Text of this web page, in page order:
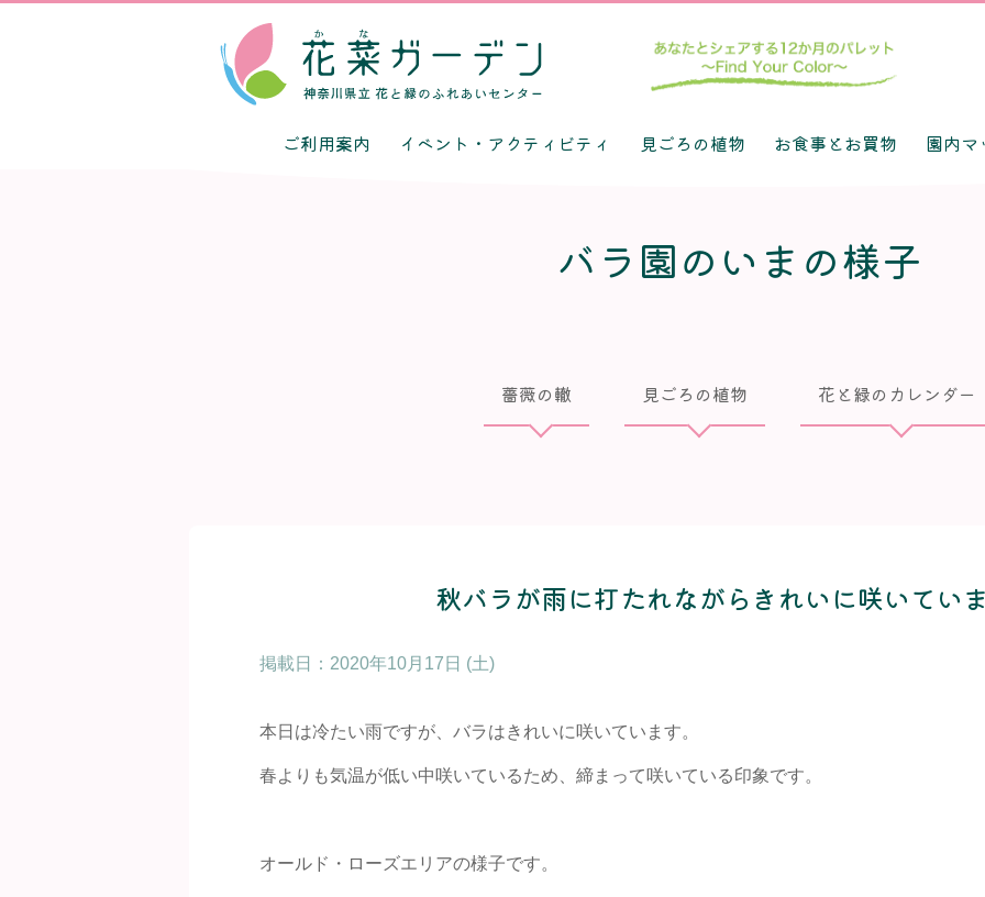
ご利用案内 イベント・アクティビティ 見ごろの植物 お食事とお買物 園内マ
バラ園のいまの様子
薔薇の轍 見ごろの植物 花と緑のカレンダー
秋バラが雨に打たれながらきれいに咲いてい
掲載日： 2020年10月17日 (土)
本日は冷たい雨ですが、バラはきれいに咲いています。
春よりも気温が低い中咲いているため、締まって咲いている印象です。
オールド・ローズエリアの様子です。